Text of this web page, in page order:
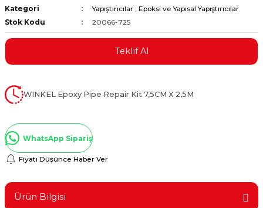
Kaplamalar
ve Penseler
Aletleri
Kategori
Yapıştırıcılar , Epoksi ve Yapısal Yapıştırıcılar
Stok Kodu
20066-725
Teklif Al
WINKEL Epoxy Pipe Repair Kit 7,5CM X 2,5M
WhatsApp Sipariş
Fiyatı Düşünce Haber Ver
Ürün Bilgisi